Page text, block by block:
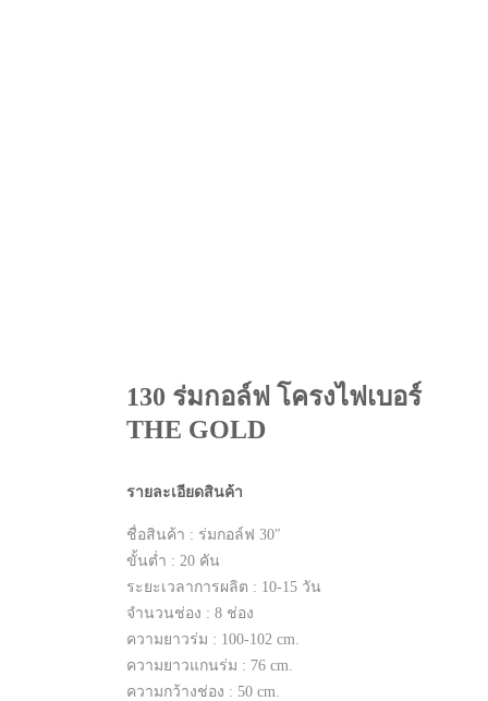
130 ร่มกอล์ฟ โครงไฟเบอร์
THE GOLD
รายละเอียดสินค้า
ชื่อสินค้า : ร่มกอล์ฟ 30″
ขั้นต่ำ : 20 คัน
ระยะเวลาการผลิต : 10-15 วัน
จำนวนช่อง : 8 ช่อง
ความยาวร่ม : 100-102 cm.
ความยาวแกนร่ม : 76 cm.
ความกว้างช่อง : 50 cm.